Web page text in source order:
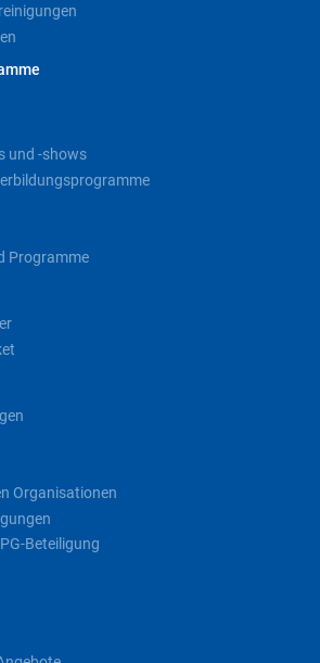
und -shows
Programme
Organisationen
Beteiligung